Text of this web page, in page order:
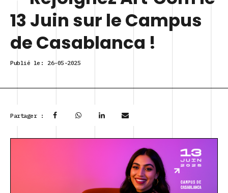
13 Juin sur le Campus
de Casablanca !
Publié le: 26-05-2025
Partager :